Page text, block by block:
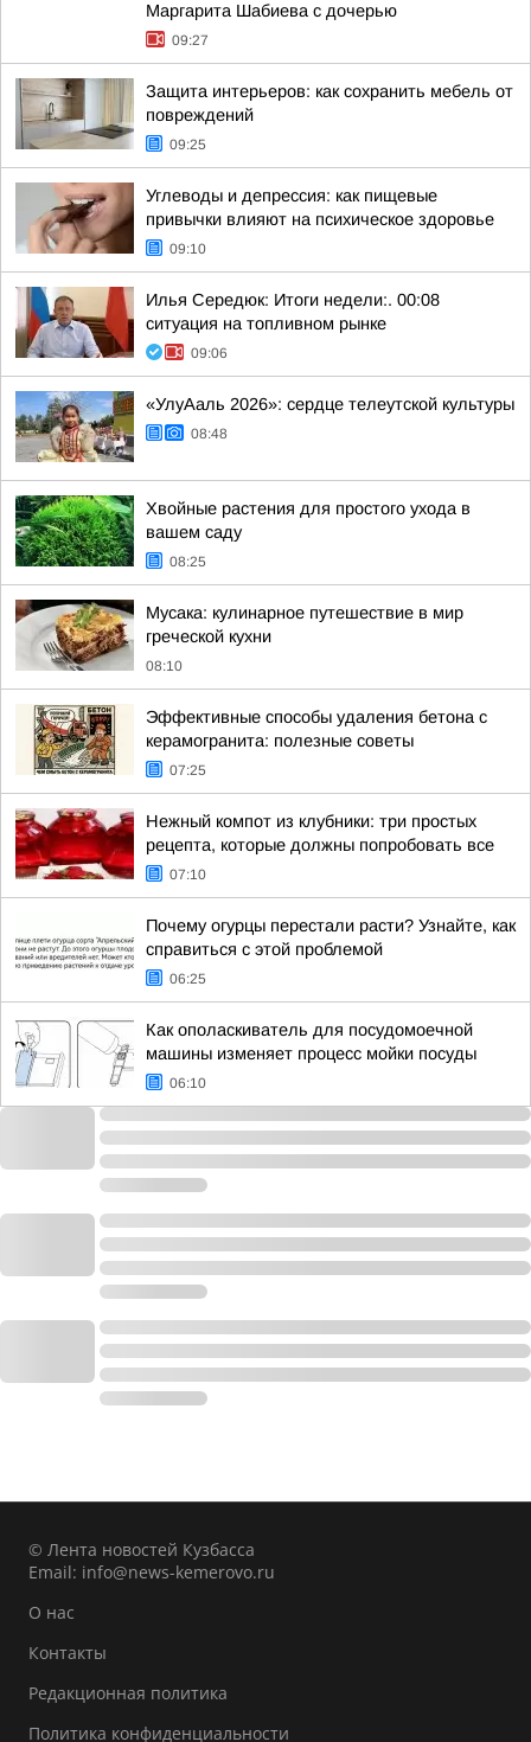
Маргарита Шабиева с дочерью
09:27
Защита интерьеров: как сохранить мебель от
повреждений
09:25
Углеводы и депрессия: как пищевые
привычки влияют на психическое здоровье
09:10
Илья Середюк: Итоги недели:. 00:08
ситуация на топливном рынке
09:06
«УлуАаль 2026»: сердце телеутской культуры
08:48
Хвойные растения для простого ухода в
вашем саду
08:25
Мусака: кулинарное путешествие в мир
греческой кухни
08:10
Эффективные способы удаления бетона с
керамогранита: полезные советы
07:25
Нежный компот из клубники: три простых
рецепта, которые должны попробовать все
07:10
Почему огурцы перестали расти? Узнайте, как
справиться с этой проблемой
06:25
Как ополаскиватель для посудомоечной
машины изменяет процесс мойки посуды
06:10
© Лента новостей Кузбасса
Email: info@news-kemerovo.ru
О нас
Контакты
Редакционная политика
Политика конфиденциальности